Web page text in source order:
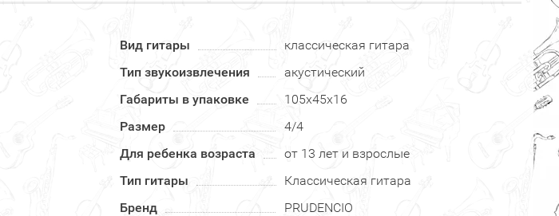
Вид гитары
классическая гитара
Тип звукоизвлечения
акустический
Габариты в упаковке
105x45x16
Размер
4/4
Для ребенка возраста
от 13 лет и взрослые
Тип гитары
Классическая гитара
Бренд
PRUDENCIO